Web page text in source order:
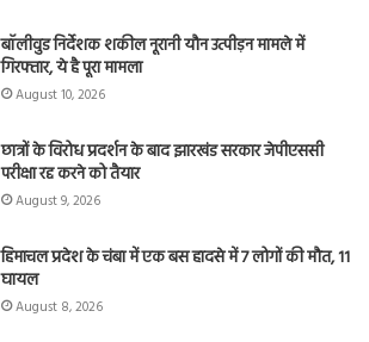
बॉलीवुड निर्देशक शकील नूरानी यौन उत्पीड़न मामले में
गिरफ्तार, ये है पूरा मामला
August 10, 2026
छात्रों के विरोध प्रदर्शन के बाद झारखंड सरकार जेपीएससी
परीक्षा रद्द करने को तैयार
August 9, 2026
हिमाचल प्रदेश के चंबा में एक बस हादसे में 7 लोगों की मौत, 11
घायल
August 8, 2026